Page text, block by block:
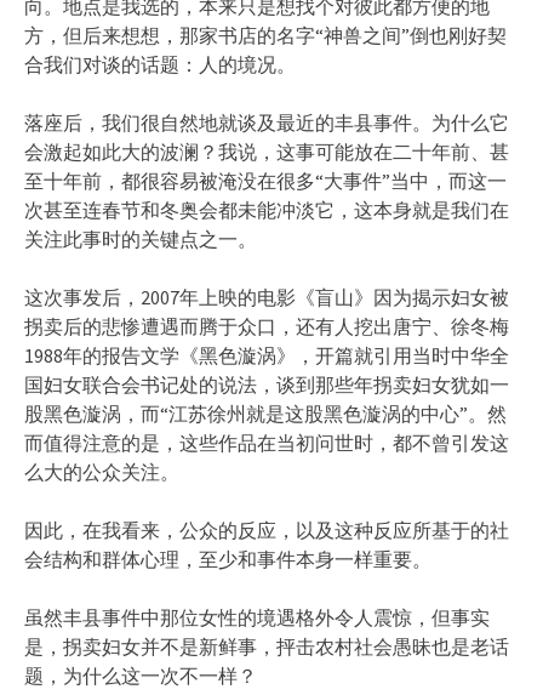
向。地点是我选的，本来只是想找个对彼此都方便的地
方，但后来想想，那家书店的名字“神兽之间”倒也刚好契
合我们对谈的话题：人的境况。
落座后，我们很自然地就谈及最近的丰县事件。为什么它
会激起如此大的波澜？我说，这事可能放在二十年前、甚
至十年前，都很容易被淹没在很多“大事件”当中，而这一
次甚至连春节和冬奥会都未能冲淡它，这本身就是我们在
关注此事时的关键点之一。
这次事发后，2007年上映的电影《盲山》因为揭示妇女被
拐卖后的悲惨遭遇而腾于众口，还有人挖出唐宁、徐冬梅
1988年的报告文学《黑色漩涡》，开篇就引用当时中华全
国妇女联合会书记处的说法，谈到那些年拐卖妇女犹如一
股黑色漩涡，而“江苏徐州就是这股黑色漩涡的中心”。然
而值得注意的是，这些作品在当初问世时，都不曾引发这
么大的公众关注。
因此，在我看来，公众的反应，以及这种反应所基于的社
会结构和群体心理，至少和事件本身一样重要。
虽然丰县事件中那位女性的境遇格外令人震惊，但事实
是，拐卖妇女并不是新鲜事，抨击农村社会愚昧也是老话
题，为什么这一次不一样？